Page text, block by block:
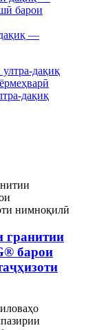
—
дақиқ
гранитии
барои